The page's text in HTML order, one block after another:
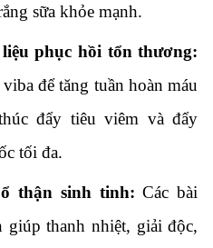
sữa khỏe mạnh.
phục hồi tổn thương:
để tăng tuần hoàn máu
đẩy tiêu viêm và đẩy
tối đa.
thận sinh tinh: Các bài
thanh nhiệt, giải độc,